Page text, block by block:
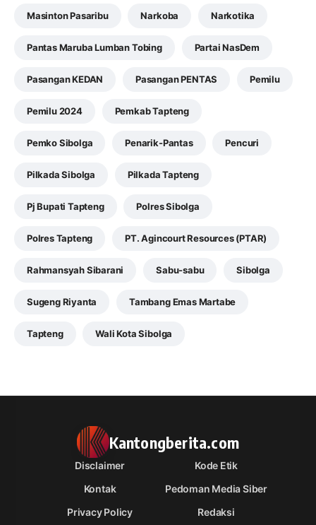
Masinton Pasaribu Narkoba Narkotika
Pantas Maruba Lumban Tobing Partai NasDem
Pasangan KEDAN Pasangan PENTAS Pemilu
Pemilu 2024 Pemkab Tapteng
Pemko Sibolga Penarik-Pantas Pencuri
Pilkada Sibolga Pilkada Tapteng
Pj Bupati Tapteng Polres Sibolga
Polres Tapteng PT. Agincourt Resources (PTAR)
Rahmansyah Sibarani Sabu-sabu Sibolga
Sugeng Riyanta Tambang Emas Martabe
Tapteng Wali Kota Sibolga
Kantongberita.com
Disclaimer
Kode Etik
Kontak
Pedoman Media Siber
Privacy Policy
Redaksi